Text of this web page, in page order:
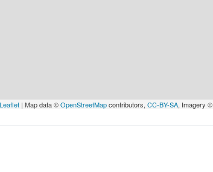
Leaflet | Map data ©OpenStreetMapcontributors, CC-BY-SA, Imagery ©